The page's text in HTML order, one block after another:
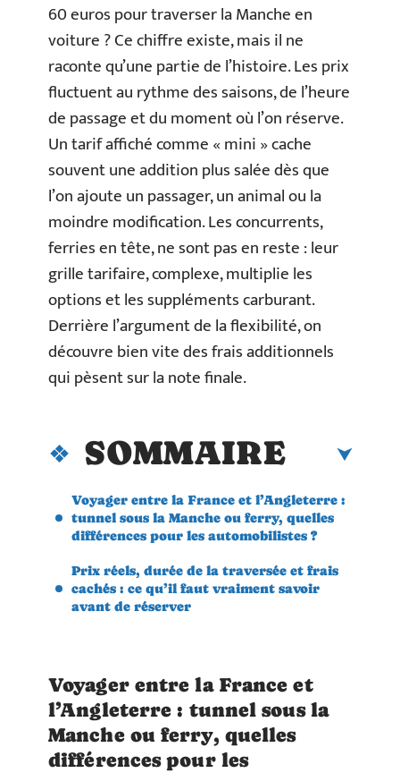
60 euros pour traverser la Manche en
voiture ? Ce chiffre existe, mais il ne
raconte qu’une partie de l’histoire. Les prix
fluctuent au rythme des saisons, de l’heure
de passage et du moment où l’on réserve.
Un tarif affiché comme « mini » cache
souvent une addition plus salée dès que
l’on ajoute un passager, un animal ou la
moindre modification. Les concurrents,
ferries en tête, ne sont pas en reste : leur
grille tarifaire, complexe, multiplie les
options et les suppléments carburant.
Derrière l’argument de la flexibilité, on
découvre bien vite des frais additionnels
qui pèsent sur la note finale.
SOMMAIRE
Voyager entre la France et l’Angleterre :
tunnel sous la Manche ou ferry, quelles
différences pour les automobilistes ?
Prix réels, durée de la traversée et frais
cachés : ce qu’il faut vraiment savoir
avant de réserver
Voyager entre la France et
l’Angleterre : tunnel sous la
Manche ou ferry, quelles
différences pour les